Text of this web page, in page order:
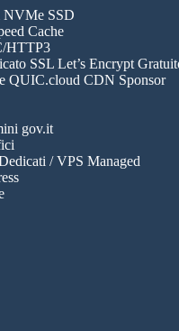
NVMe SSD
Cache
HTTP3
SSL Let’s Encrypt
QUIC.cloud CDN Sponsor
gov.it
/ VPS Managed